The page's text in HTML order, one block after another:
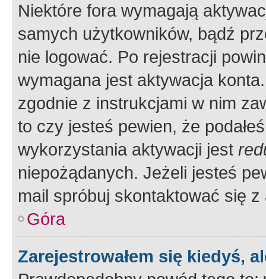
Niektóre fora wymagają
samych użytkowników, bądź
nie logować. Po rejestracji
wymagana jest aktywacja
zgodnie z instrukcjami w nim
to czy jesteś pewien, że
wykorzystania aktywacji jest
niepożądanych. Jeżeli jesteś
mail spróbuj skontaktować się
Góra
Zarejestrowałem się kiedyś,